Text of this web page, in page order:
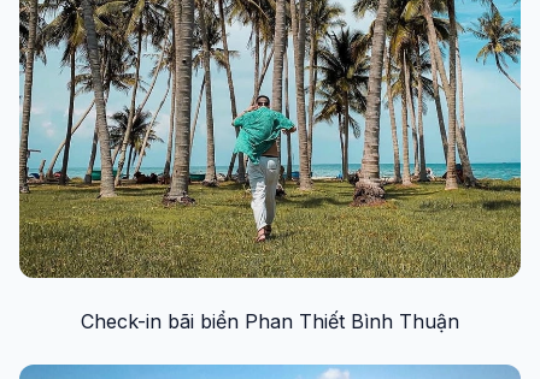
Check-in bãi biển Phan Thiết Bình Thuận